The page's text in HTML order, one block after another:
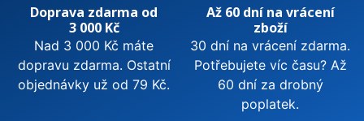
Doprava zdarma od
3 000 Kč
Nad 3 000 Kč máte
dopravu zdarma. Ostatní
objednávky už od 79 Kč.
Až 60 dní na vrácení
zboží
30 dní na vrácení zdarma.
Potřebujete víc času? Až
60 dní za drobný
poplatek.